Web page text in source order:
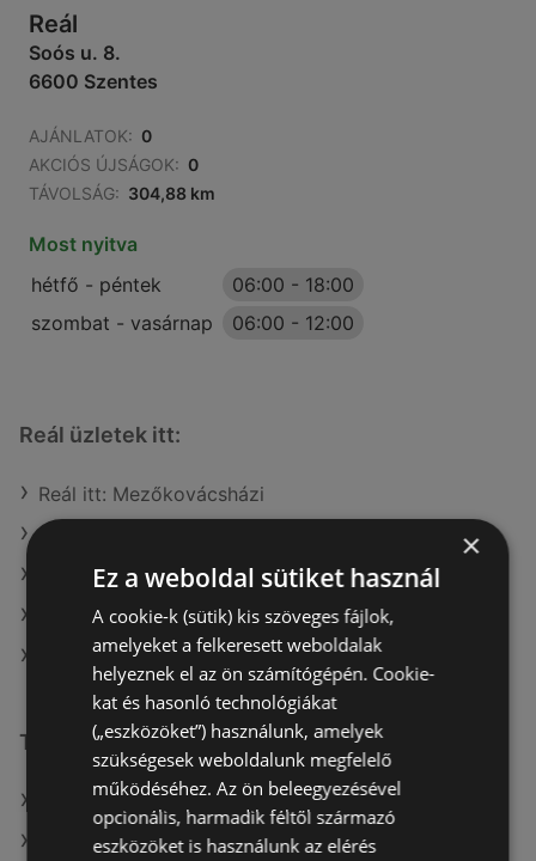
Reál
Soós u. 8.
6600 Szentes
AJÁNLATOK: 0
AKCIÓS ÚJSÁGOK: 0
TÁVOLSÁG: 304,88 km
Most nyitva
hétfő - péntek
06:00 - 18:00
szombat - vasárnap
06:00 - 12:00
Reál üzletek itt:
Reál itt: Mezőkovácsházi
Reál itt: Szigetvári
Reál itt: Ráckevei
Reál itt: Zalaegerszegi
Reál itt: Záhonyi
További linkek
A(z) Reál ajánlatai
A(z) Metro ajánlatai
×
Ez a weboldal sütiket használ
A cookie-k (sütik) kis szöveges fájlok,
amelyeket a felkeresett weboldalak
helyeznek el az ön számítógépén. Cookie-
kat és hasonló technológiákat
(„eszközöket”) használunk, amelyek
szükségesek weboldalunk megfelelő
működéséhez. Az ön beleegyezésével
opcionális, harmadik féltől származó
eszközöket is használunk az elérés